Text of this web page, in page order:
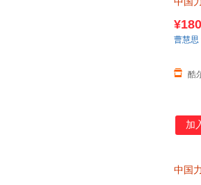
酷
曹慧思
加
中国